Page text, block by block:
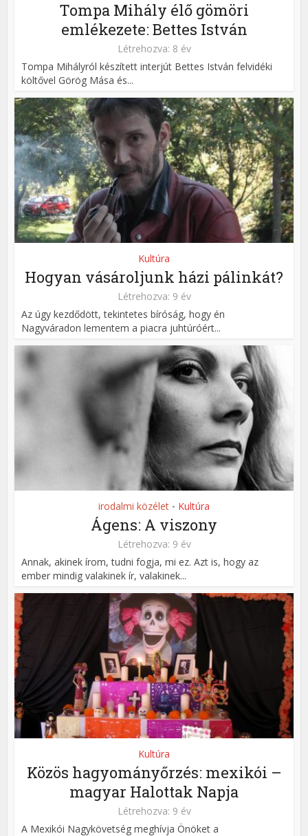
Tompa Mihály élő gömöri
emlékezete: Bettes István
Létrehozva: 8 év
Tompa Mihályról készített interjút Bettes István felvidéki
költővel Görög Mása és...
Kultúra
Hogyan vásároljunk házi pálinkát?
Létrehozva: 9 év
Az úgy kezdődött, tekintetes bíróság, hogy én
Nagyváradon lementem a piacra juhtúróért...
irodalmi közélet • Kultúra
Ágens: A viszony
Létrehozva: 9 év
Annak, akinek írom, tudni fogja, mi ez. Azt is, hogy az
ember mindig valakinek ír, valakinek...
Kultúra
Közös hagyományőrzés: mexikói –
magyar Halottak Napja
Létrehozva: 9 év
A Mexikói Nagykövetség meghívja Önöket a